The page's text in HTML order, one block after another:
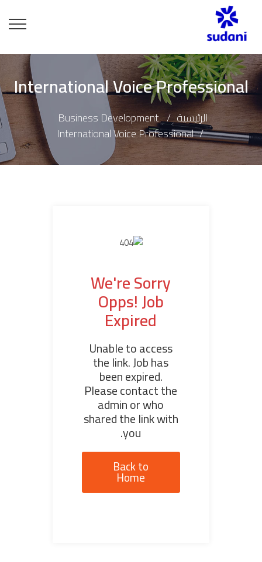
International Voice Professional
الرئيسية
Business Development
International Voice Professional
We're Sorry
Opps! Job
Expired
Unable to access
the link. Job has
been expired.
Please contact the
admin or who
shared the link with
you.
Back to
Home